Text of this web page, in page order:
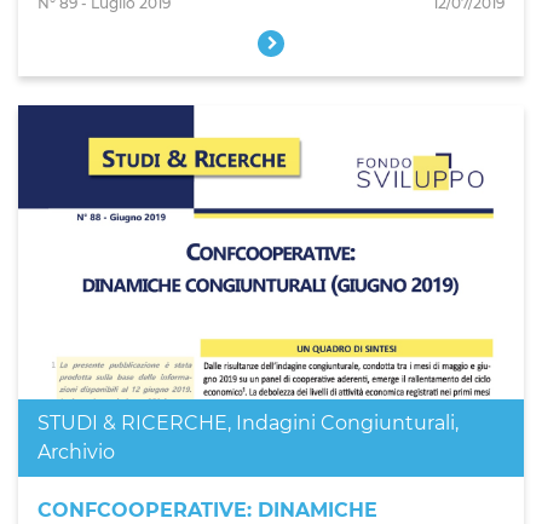
STUDI & RICERCHE, Indagini Congiunturali,
Archivio
CONFCOOPERATIVE: DINAMICHE